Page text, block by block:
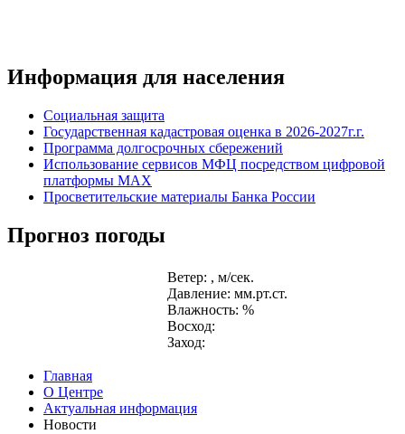
Информация для населения
Социальная защита
Государственная кадастровая оценка в 2026-2027г.г.
Программа долгосрочных сбережений
Использование сервисов МФЦ посредством цифровой
платформы MAX
Просветительские материалы Банка России
Прогноз погоды
Ветер: , м/сек.
Давление: мм.рт.ст.
Влажность: %
Восход:
Заход:
Главная
О Центре
Актуальная информация
Новости